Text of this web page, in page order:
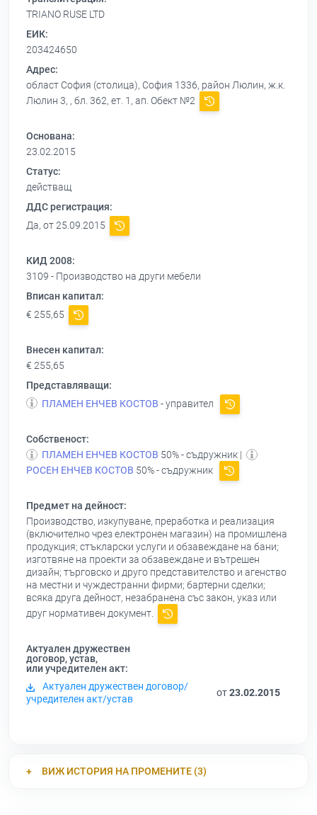
TRIANO RUSE LTD
ЕИК:
203424650
Адрес:
област София (столица), София 1336, район Люлин, ж.к.
Люлин 3, , бл. 362, ет. 1, ап. Обект №2
Основана:
23.02.2015
Статус:
действащ
ДДС регистрация:
Да, от 25.09.2015
КИД 2008:
3109 - Производство на други мебели
Вписан капитал:
€ 255,65
Внесен капитал:
€ 255,65
Представляващи:
ПЛАМЕН ЕНЧЕВ КОСТОВ - управител
Собственост:
ПЛАМЕН ЕНЧЕВ КОСТОВ 50% - съдружник |
РОСЕН ЕНЧЕВ КОСТОВ 50% - съдружник
Предмет на дейност:
Производство, изкупуване, преработка и реализация
(включително чрез електронен магазин) на промишлена
продукция; стъкларски услуги и обзавеждане на бани;
изготвяне на проекти за обзавеждане и вътрешен
дизайн; търговско и друго представителство и агенство
на местни и чуждестранни фирми; бартерни сделки;
всяка друга дейност, незабранена със закон, указ или
друг нормативен документ.
Актуален дружествен
договор, устав,
или учредителен акт:
Актуален дружествен договор/
учредителен акт/устав
от23.02.2015
ВИЖ ИСТОРИЯ НА ПРОМЕНИТЕ (3)